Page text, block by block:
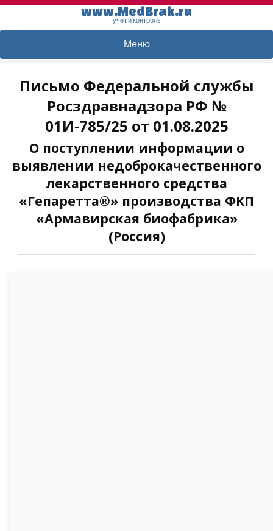
www.MedBrak.ru
учет и контроль
Меню
Письмо Федеральной службы
Росздравнадзора РФ №
01И-785/25 от 01.08.2025
О поступлении информации о
выявлении недоброкачественного
лекарственного средства
«Гепаретта®» производства ФКП
«Армавирская биофабрика»
(Россия)